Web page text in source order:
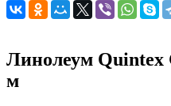
Линолеум Quintex
м